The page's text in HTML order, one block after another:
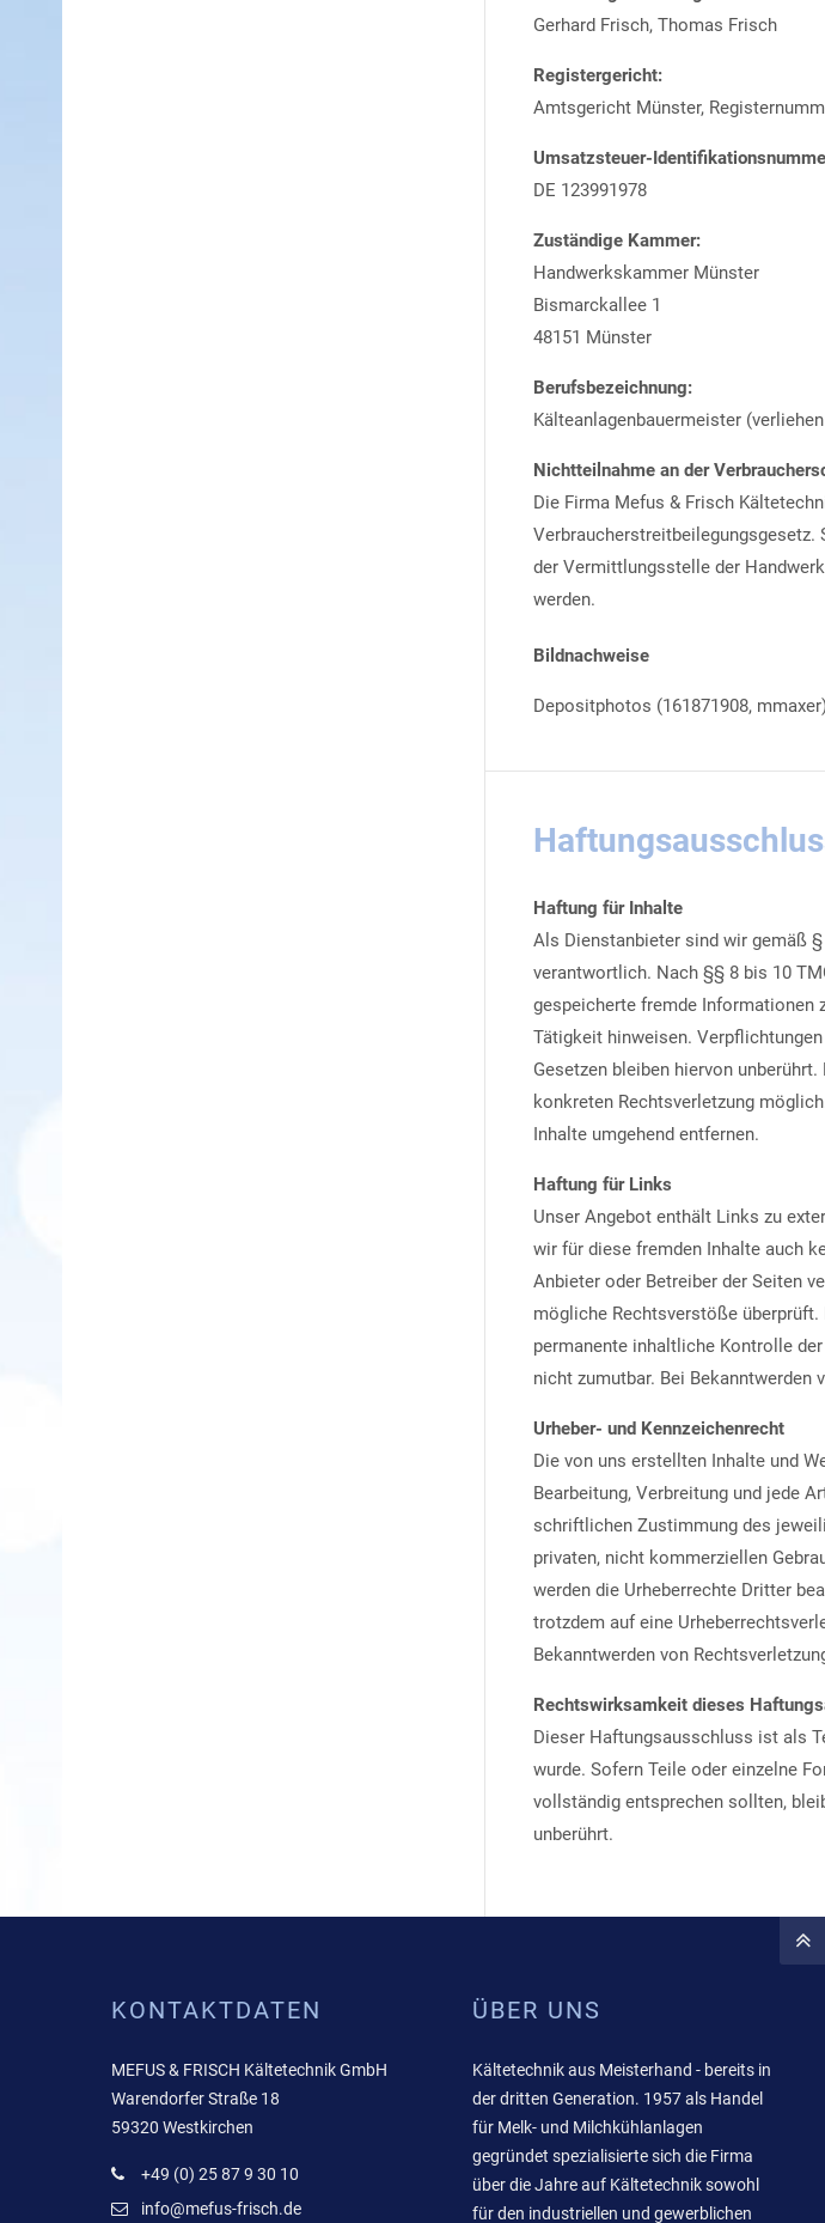
Gerhard Frisch, Thomas Frisch
Registergericht:
Amtsgericht Münster,
Umsatzsteuer-
DE 123991978
Zuständige Kammer:
Handwerkskammer Münster
Bismarckallee 1
48151 Münster
Berufsbezeichnung:
Kälteanlagenbauermeister
Nichtteilnahme an der
Die Firma Mefus & Frisch
Verbraucherstreitbeilegungsgesetz.
der Vermittlungsstelle der
werden.
Bildnachweise
Depositphotos (161871908,
Haftung für Inhalte
Als Dienstanbieter sind wir gemäß
verantwortlich. Nach §§ 8 bis 10
gespeicherte fremde Informationen
Tätigkeit hinweisen.
Gesetzen bleiben hiervon
konkreten Rechtsverletzung
Inhalte umgehend entfernen.
Haftung für Links
Unser Angebot enthält Links zu
wir für diese fremden Inhalte auch
Anbieter oder Betreiber der Seiten
mögliche Rechtsverstöße
permanente inhaltliche Kontrolle
nicht zumutbar. Bei Bekanntwerden
Urheber- und Kennzeichenrecht
Die von uns erstellten Inhalte und
Bearbeitung, Verbreitung und jede
schriftlichen Zustimmung des
privaten, nicht kommerziellen
werden die Urheberrechte Dritter
trotzdem auf eine
Bekanntwerden von
Rechtswirksamkeit dieses
Dieser Haftungsausschluss ist als
wurde. Sofern Teile oder einzelne
vollständig entsprechen sollten,
unberührt.
KONTAKTDATEN
MEFUS & FRISCH Kältetechnik GmbH
Warendorfer Straße 18
59320 Westkirchen
+49 (0) 25 87 9 30 10
info@mefus-frisch.de
ÜBER UNS
Kältetechnik aus Meisterhand - bereits in
der dritten Generation. 1957 als Handel
für Melk- und Milchkühlanlagen
gegründet spezialisierte sich die Firma
über die Jahre auf Kältetechnik sowohl
für den industriellen und gewerblichen